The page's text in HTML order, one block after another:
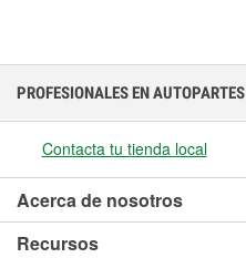
PROFESIONALES EN AUTOPARTES
Contacta tu tienda local
Acerca de nosotros
Recursos